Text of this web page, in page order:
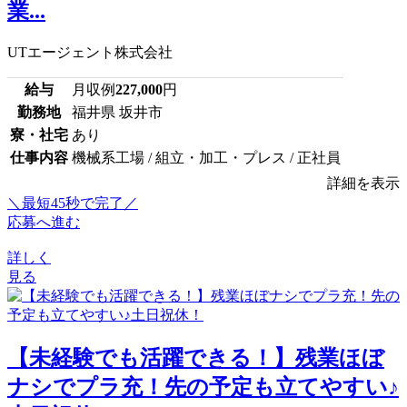
業...
UTエージェント株式会社
給与 月収例227,000円
勤務地
福井県 坂井市
寮・社宅 あり
仕事内容 機械系工場 / 組立・加工・プレス / 正社員
詳細を表示
＼最短45秒で完了／
応募へ進む
詳しく
見る
【未経験でも活躍できる！】残業ほぼ
ナシでプラ充！先の予定も立てやすい♪